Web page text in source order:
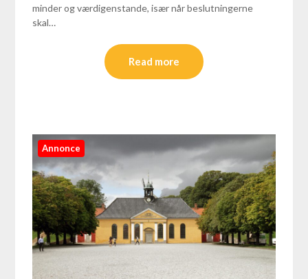
minder og værdigenstande, især når beslutningerne
skal…
Read more
Annonce